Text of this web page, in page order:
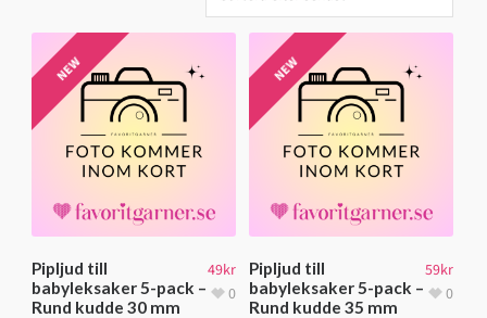
NEW
Pipljud till
babyleksaker 5-pack –
Rund kudde 30 mm
49kr
0
NEW
Pipljud till
babyleksaker 5-pack –
Rund kudde 35 mm
59kr
0